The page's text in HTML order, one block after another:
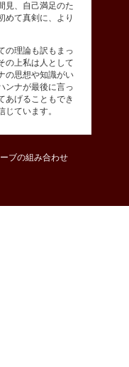
見、自己満足のた
めて真剣に、より
の理論も訳もまっ
の上私は人として
の思想や知識がい
ンナが最後に言っ
あげることもでき
ています。
ブの組み合わせ